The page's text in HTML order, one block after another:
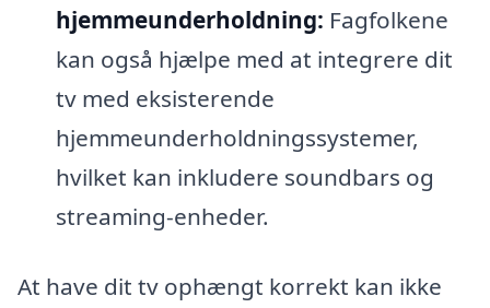
hjemmeunderholdning: Fagfolkene
kan også hjælpe med at integrere dit
tv med eksisterende
hjemmeunderholdningssystemer,
hvilket kan inkludere soundbars og
streaming-enheder.
At have dit tv ophængt korrekt kan ikke